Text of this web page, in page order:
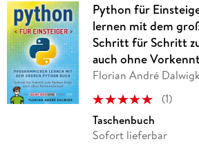
Python für
lernen mit dem
Schritt für Schritt
auch ohne
Florian André
(1)
Taschenbuch
Sofort lieferbar